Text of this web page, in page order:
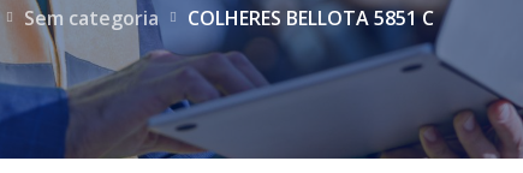
Sem categoria COLHERES BELLOTA 5851 C